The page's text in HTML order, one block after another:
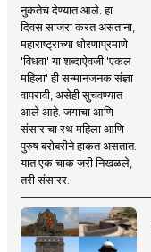
नुकतेच देण्यात आले. हा
दिवस साजरा करत असताना,
महाराष्ट्राच्या धोरणाप्रमाणे
'विधवा' या शब्दाऐवजी 'एकल
महिला' ही सन्मानजनक संज्ञा
वापरावी, असेही सुचवण्यात
आले आहे. जगाचा आणि
संसाराचा रथ महिला आणि
पुरुष बरोबरीने हाकत असतात.
यात एक चाक जरी निखळले,
तरी संसारर..